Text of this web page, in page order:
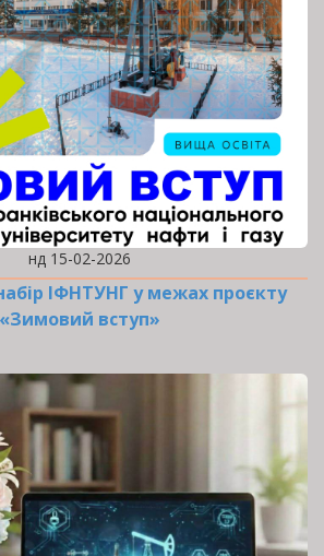
нд 15-02-2026
ІФНТУНГ у межах проєкту
«Зимовий вступ»